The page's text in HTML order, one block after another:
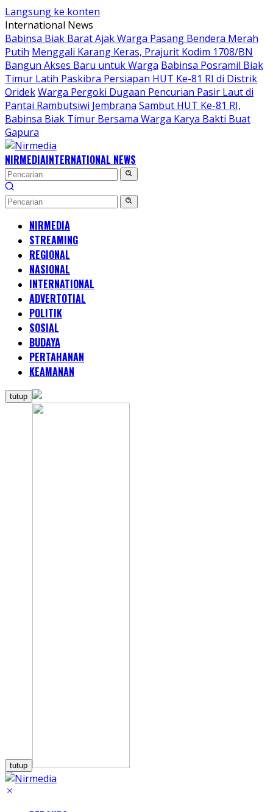
Langsung ke konten
International News
Babinsa Biak Barat Ajak Warga Pasang Bendera Merah
Putih Menggali Karang Keras, Prajurit Kodim 1708/BN
Bangun Akses Baru untuk Warga Babinsa Posramil Biak
Timur Latih Paskibra Persiapan HUT Ke-81 RI di Distrik
OridekWarga Pergoki Dugaan Pencurian Pasir Laut di
Pantai Rambutsiwi Jembrana Sambut HUT Ke-81 RI,
Babinsa Biak Timur Bersama Warga Karya Bakti Buat
Gapura
NIRMEDIAINTERNATIONAL NEWS
NIRMEDIA
STREAMING
REGIONAL
NASIONAL
INTERNATIONAL
ADVERTOTIAL
POLITIK
SOSIAL
BUDAYA
PERTAHANAN
KEAMANAN
tutup
tutup